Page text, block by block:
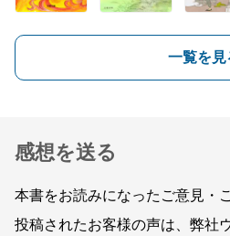
一覧を見
感想を送る
本書をお読みになったご意見・
投稿されたお客様の声は、弊社